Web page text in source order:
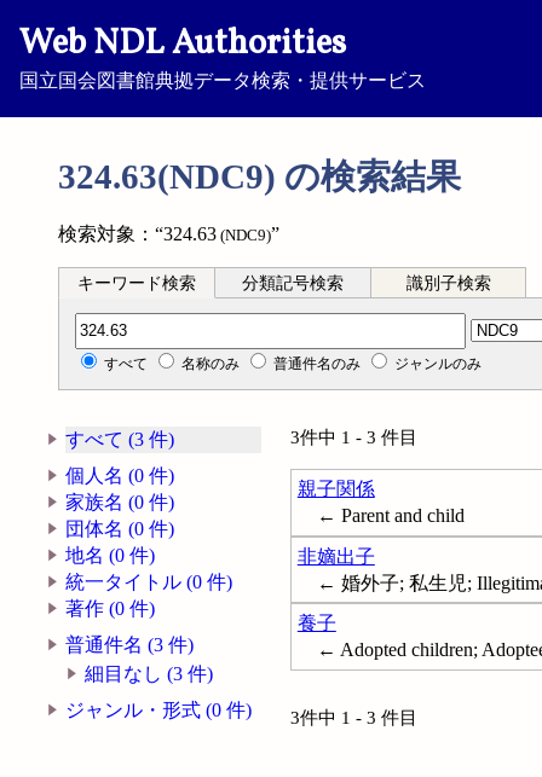
Web NDL Authorities
国立国会図書館典拠データ検索・提供サービス
324.63(NDC9) の検索結果
検索対象：“324.63 (NDC9)”
キーワード検索 分類記号検索 識別子検索
分類記号検索
すべて 名称のみ 普通件名のみ ジャンルのみ
すべて (3 件)
個人名 (0 件)
家族名 (0 件)
団体名 (0 件)
地名 (0 件)
統一タイトル (0 件)
著作 (0 件)
普通件名 (3 件)
細目なし (3 件)
ジャンル・形式 (0 件)
3件中 1 - 3 件目
親子関係
← Parent and child
非嫡出子
← 婚外子; 私生児;
養子
← Adopted children;
3件中 1 - 3 件目